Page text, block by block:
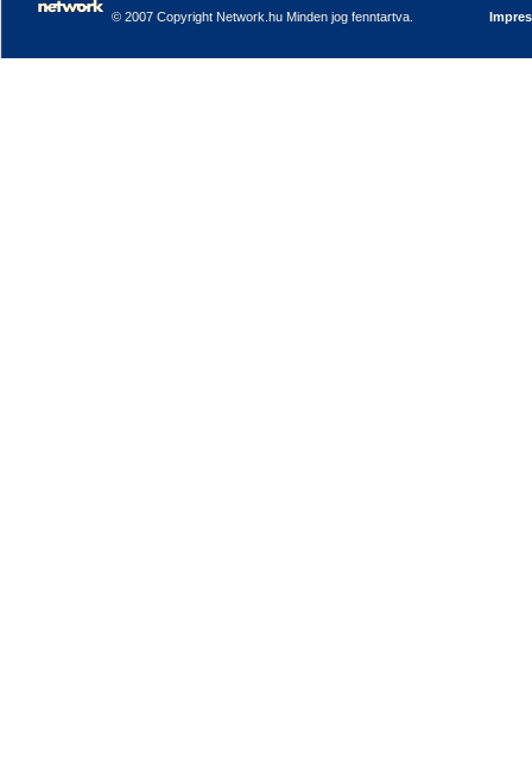
© 2007 Copyright Network.hu Minden jog fenntartva.